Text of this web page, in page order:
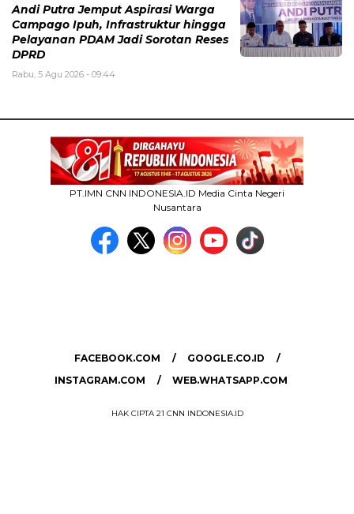
Andi Putra Jemput Aspirasi Warga
Campago Ipuh, Infrastruktur hingga
Pelayanan PDAM Jadi Sorotan Reses
DPRD
Rabu, 5 Agu 2026 - 09:44
PT.IMN CNN INDONESIA.ID Media Cinta Negeri
Nusantara
FACEBOOK.COM
GOOGLE.CO.ID
INSTAGRAM.COM
WEB.WHATSAPP.COM
HAK CIPTA 21 CNN INDONESIA.ID